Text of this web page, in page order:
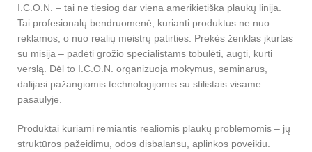
I.C.O.N. – tai ne tiesiog dar viena amerikietiška plaukų linija.
Tai profesionalų bendruomenė, kurianti produktus ne nuo
reklamos, o nuo realių meistrų patirties. Prekės ženklas įkurtas
su misija – padėti grožio specialistams tobulėti, augti, kurti
verslą. Dėl to I.C.O.N. organizuoja mokymus, seminarus,
dalijasi pažangiomis technologijomis su stilistais visame
pasaulyje.
Produktai kuriami remiantis realiomis plaukų problemomis – jų
struktūros pažeidimu, odos disbalansu, aplinkos poveikiu.